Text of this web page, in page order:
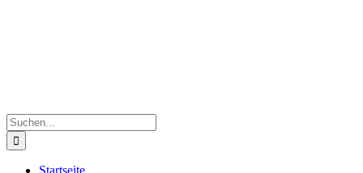
Suche
nach:
Startseite